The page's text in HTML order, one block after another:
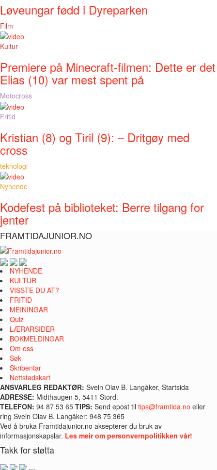
Løveungar fødd i Dyreparken
Film
Kultur
Premiere på Minecraft-filmen: Dette er det
Elias (10) var mest spent på
Motocross
Fritid
Kristian (8) og Tiril (9): – Dritgøy med
cross
teknologi
Nyhende
Kodefest på biblioteket: Berre tilgang for
jenter
FRAMTIDAJUNIOR.NO
NYHENDE
KULTUR
VISSTE DU AT?
FRITID
MEININGAR
Quiz
LÆRARSIDER
BOKMELDINGAR
Om oss
Søk
Skribentar
Nettstadskart
ANSVARLEG REDAKTØR: Svein Olav B. Langåker, Startsida
ADRESSE: Midthaugen 5, 5411 Stord.
TELEFON: 94 87 53 65 TIPS: Send epost til tips@framtida.no eller
ring Svein Olav B. Langåker: 948 75 365
Ved å bruka Framtidajunior.no aksepterer du bruk av
informasjonskapslar. Les meir om personvernpolitikken vår!
Takk for støtta